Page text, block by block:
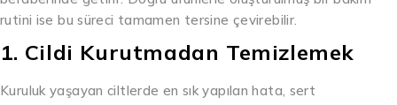
rutini ise bu süreci tamamen tersine çevirebilir.
1. Cildi Kurutmadan Temizlemek
Kuruluk yaşayan ciltlerde en sık yapılan hata, sert